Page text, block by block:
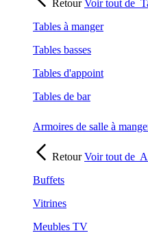
RetourVoir tout de
Tables à manger
Tables basses
Tables d'appoint
Tables de bar
Armoires de salle à
RetourVoir tout de
Buffets
Vitrines
Meubles TV